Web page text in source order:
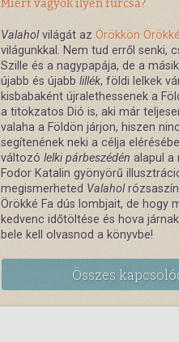
Valaholvilágát az Örökkön
világunkkal. Nem tud erről senki,
Szille és a nagypapája, de a
újabb és újabb lillék, földi lelkek
kisbabaként újralethessenek a
a titokzatos Dió is, aki már
valaha a Földön járjon, hiszen
segítenének neki a célja
változó lelki párbeszédén alapul a
Fodor Katalin gyönyörű
megismerheted Valahol
Örökké Fa dús lombjait, de hogy
kedvenc időtöltése és hova
bele kell olvasnod a könyvbe!
Összes